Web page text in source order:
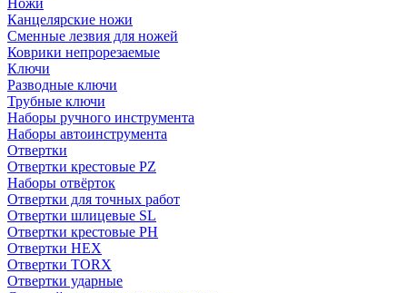
Ножи
Канцелярские ножи
Сменные лезвия для ножей
Коврики непрорезаемые
Ключи
Разводные ключи
Трубные ключи
Наборы ручного инструмента
Наборы автоинструмента
Отвертки
Отвертки крестовые PZ
Наборы отвёрток
Отвертки для точных работ
Отвертки шлицевые SL
Отвертки крестовые PH
Отвертки HEX
Отвертки TORX
Отвертки ударные